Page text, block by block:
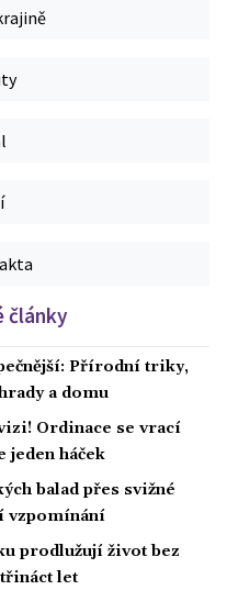
články
Přírodní triky,
a domu
Ordinace se vrací
jeden háček
balad přes svižné
vzpomínání
prodlužují život bez
let